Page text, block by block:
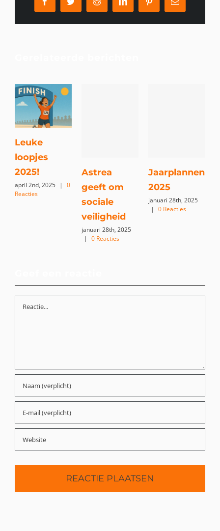
FacebookTwitterReddit LinkedInPinterest
E-
mail
Leuke
loopjes
2025!
april 2nd, 2025 |
0
Reacties
Astrea
geeft om
sociale
veiligheid
januari 28th, 2025
|
0 Reacties
Jaarplannen
2025
januari 28th, 2025
|
0 Reacties
Reactie